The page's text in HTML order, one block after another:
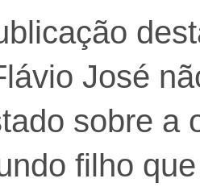
José
sobre a
filho